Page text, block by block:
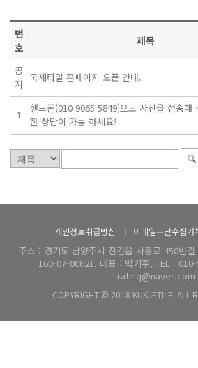
번
호
제목
공
지
국제타일 홈페이지 오픈 안내.
1
핸드폰(010 9065 5849)으로 사진을 전송해
한 상담이 가능 하세요!
개인정보취급방침 이메일무단수집거
주소 : 경기도 남양주시 진건읍 사릉로 450번
160-07-00621, 대표 : 박기주, TEL :
ratinq@naver.com
COPYRIGHT © 2018 KUKJETILE. ALL